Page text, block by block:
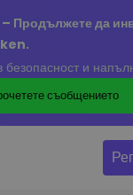
Продължете да
безопасност и
съобщението